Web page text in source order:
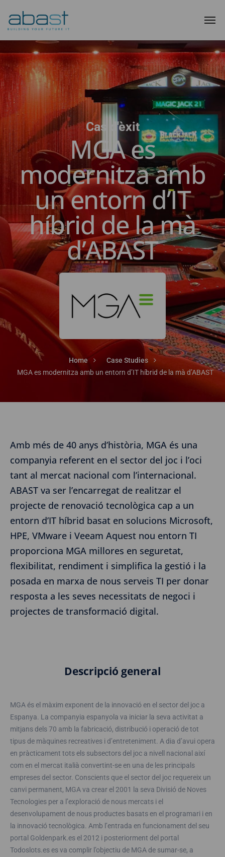
Cas d'èxit
MGA es
modernitza amb
un entorn d’IT
híbrid de la mà
d’ABAST
Home
Case Studies
MGA es modernitza amb un entorn d’IT híbrid de la mà d’ABAST
Amb més de 40 anys d’història, MGA és una
companyia referent en el sector del joc i l’oci
tant al mercat nacional com l’internacional.
ABAST va ser l’encarregat de realitzar el
projecte de renovació tecnològica cap a un
entorn d’IT híbrid basat en solucions Microsoft,
HPE, VMware i Veeam Aquest nou entorn TI
proporciona MGA millores en seguretat,
flexibilitat, rendiment i simplifica la gestió i la
posada en marxa de nous serveis TI per donar
resposta a les seves necessitats de negoci i
projectes de transformació digital.
Descripció general
MGA és el màxim exponent de la innovació en el sector del joc a
Espanya. La companyia espanyola va iniciar la seva activitat a
mitjans dels 70 amb la fabricació, distribució i operació de tot
tipus de màquines recreatives i d’entreteniment. A dia d’avui opera
en pràcticament tots els subsectors del joc a nivell nacional així
com en el mercat italià convertint-se en una de les principals
empreses del sector. Conscients que el sector del joc requereix un
canvi permanent, MGA va crear el 2001 la seva Divisió de Noves
Tecnologies per a l’exploració de nous mercats i el
desenvolupament de nous productes basats en el programari i en
la innovació tecnològica. Amb l’entrada en funcionament del seu
portal Goldenpark.es el 2012 i posteriorment del portal
Todoslots.es es va complir l’objectiu de MGA de sumar-se, a